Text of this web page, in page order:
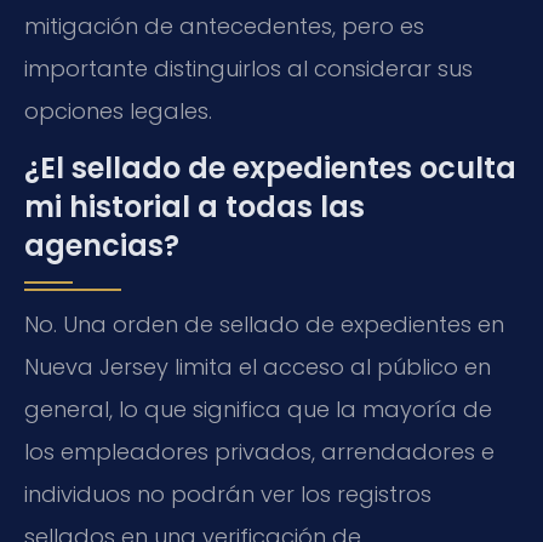
mitigación de antecedentes, pero es
importante distinguirlos al considerar sus
opciones legales.
¿El sellado de expedientes oculta
mi historial a todas las
agencias?
No. Una orden de sellado de expedientes en
Nueva Jersey limita el acceso al público en
general, lo que significa que la mayoría de
los empleadores privados, arrendadores e
individuos no podrán ver los registros